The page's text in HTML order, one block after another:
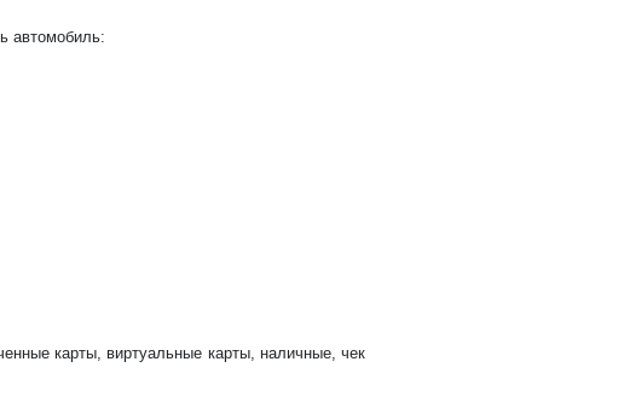
автомобиль:
карты, виртуальные карты, наличные, чек